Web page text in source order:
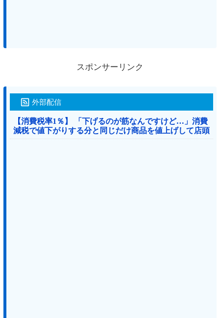
スポンサーリンク
外部配信
【消費税率1％】 「下げるのが筋なんですけど…」消費
減税で値下がりする分と同じだけ商品を値上げして店頭
価格を変えない店も